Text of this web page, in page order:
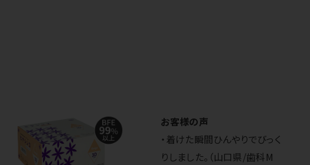
お客様の声
・着けた瞬間ひんやりでびっく
りしました。（山口県/歯科M